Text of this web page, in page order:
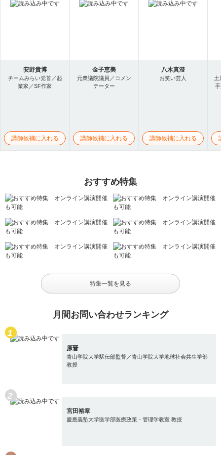
安野貴博
チームみらい党首／起
業家／SF作家
講師候補に入れる
金子恵美
元衆議院議員／コメン
テーター
講師候補に入れる
八木真澄
お笑い芸人
講師候補に入れる
土
おすすめ特集
特集一覧を見る
月間お問い合わせランキング
原晋
青山学院大学駅伝部監督／青山学院大学地球社会共生学部
教授
宮田裕章
慶應義塾大学医学部医療政策・管理学教室 教授